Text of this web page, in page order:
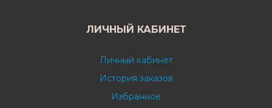
ЛИЧНЫЙ КАБИНЕТ
Личный кабинет
История заказов
Избранное